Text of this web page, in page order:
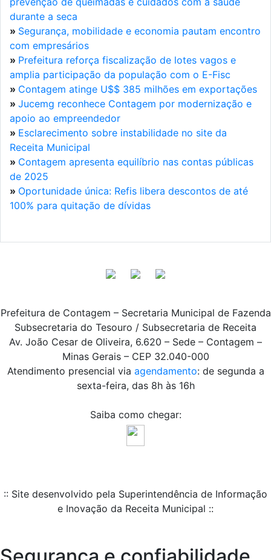
durante a seca
» Segurança, mobilidade e economia pautam encontro
com empresários
» Prefeitura reforça fiscalização de lotes vagos e
amplia participação da população com o E-Fisc
» Contagem atinge U$$ 385 milhões em exportações
» Jucemg reconhece Contagem por modernização e
apoio ao empreendedor
» Esclarecimento sobre instabilidade no site da
Receita Municipal
» Contagem apresenta equilíbrio nas contas públicas
de 2025
» Oportunidade única: Refis libera descontos de até
100% para quitação de dívidas
Prefeitura de Contagem – Secretaria Municipal de Fazenda
Subsecretaria do Tesouro / Subsecretaria de Receita
Av. João Cesar de Oliveira, 6.620 – Sede – Contagem –
Minas Gerais – CEP 32.040-000
Atendimento presencial via agendamento: de segunda a
sexta-feira, das 8h às 16h
Saiba como chegar:
:: Site desenvolvido pela Superintendência de Informação
e Inovação da Receita Municipal ::